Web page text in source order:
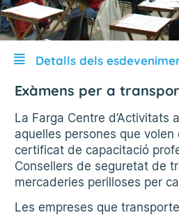
Detalls dels
Exàmens per a
La Farga Centre d’Activitats
aquelles persones que
certificat de capacitació
Consellers de seguretat de
mercaderies perilloses per
Les empreses que